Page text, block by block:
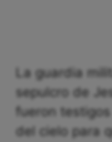
La guardia
sepulcro de
fueron
del cielo para